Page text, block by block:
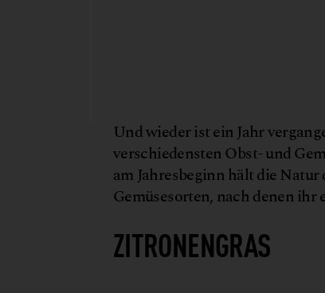
Und wieder ist ein Jahr
verschiedensten Obst- und
am Jahresbeginn hält die
Gemüsesorten, nach denen
ZITRONENGRAS